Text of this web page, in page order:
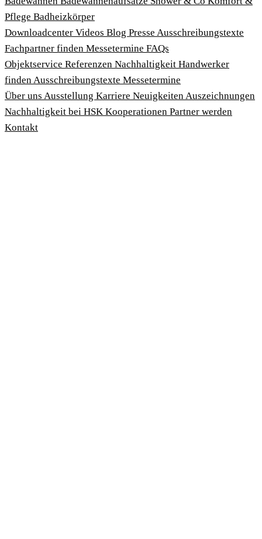
Pflege Badheizkörper
Download­center Videos Blog Presse Ausschreibungstexte
Fachpartner finden Messetermine FAQs
Objektservice Referenzen Nachhaltigkeit Handwerker
finden Ausschreibungstexte Messetermine
Über uns Ausstellung Karriere Neuigkeiten Auszeichnungen
Nachhaltigkeit bei HSK Kooperationen Partner werden
Kontakt